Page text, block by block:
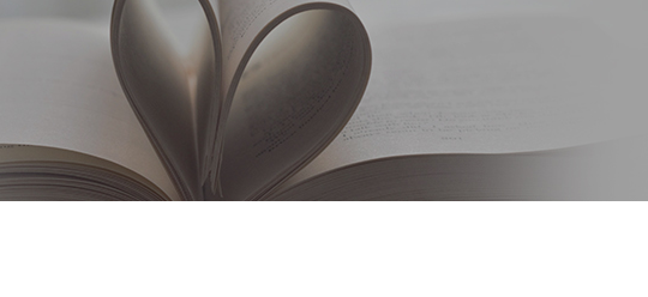
공지사항
센터일정
포토갤러리
영상자료
언론보도
뉴스레터